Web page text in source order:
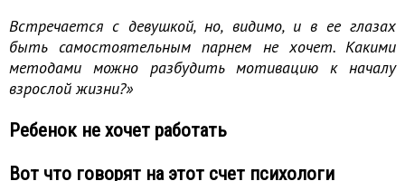
Встречается с девушкой, но, видимо, и в ее глазах
быть самостоятельным парнем не хочет. Какими
методами можно разбудить мотивацию к началу
взрослой жизни?»
Ребенок не хочет работать
Вот что говорят на этот счет психологи